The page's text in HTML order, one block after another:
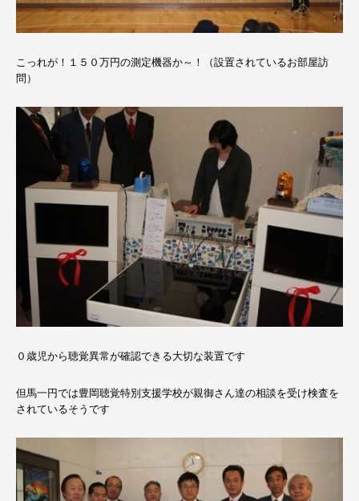
こっれが！１５０万円の測定機器か～！（設置されているお部屋訪
問）
０歳児から聴覚異常が確認できる大切な装置です
但馬一円では豊岡聴覚特別支援学校が親御さん達の相談を受け検査を
されているそうです